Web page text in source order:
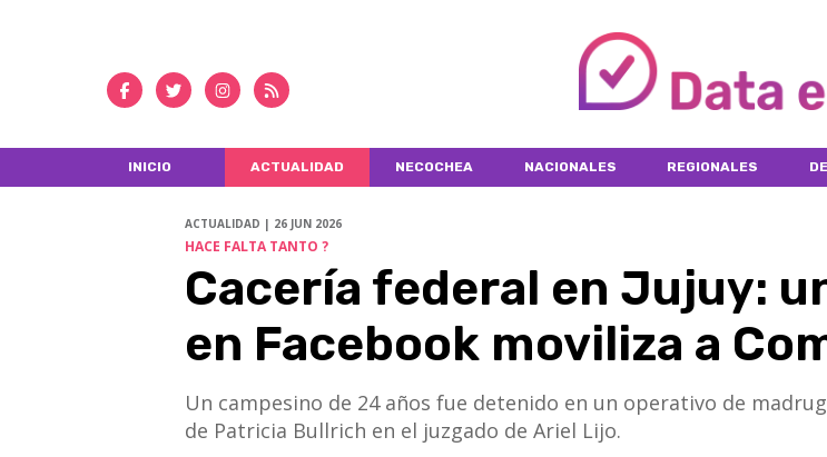
INICIO ACTUALIDAD NECOCHEA NACIONALES REGIONALES
ACTUALIDAD | 26 JUN 2026
HACE FALTA TANTO ?
Cacería federal en Jujuy:
en Facebook moviliza a
Un campesino de 24 años fue detenido en un operativo de
de Patricia Bullrich en el juzgado de Ariel Lijo.